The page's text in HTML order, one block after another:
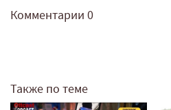
Комментарии 0
Также по теме